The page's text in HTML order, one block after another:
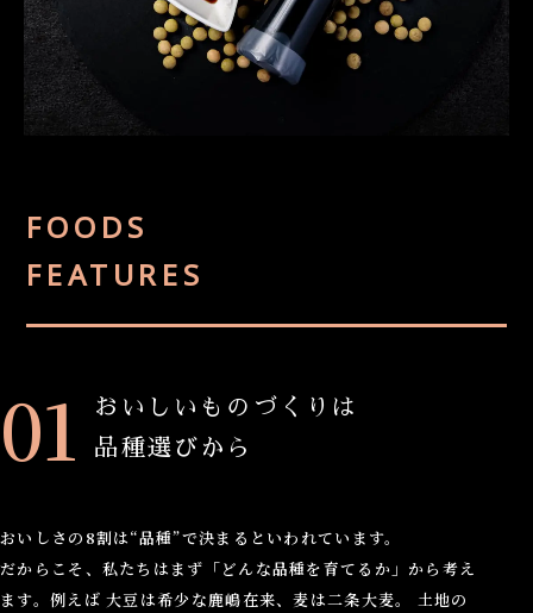
FOODS
FEATURES
おいしいものづくりは
品種選びから
おいしさの8割は“品種”で決まるといわれています。
だからこそ、私たちはまず「どんな品種を育てるか」から考え
ます。例えば 大豆は希少な鹿嶋在来、麦は二条大麦。 土地の